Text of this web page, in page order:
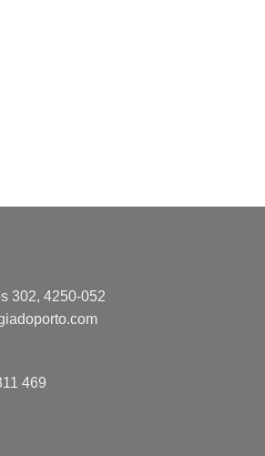
302, 4250-052
469